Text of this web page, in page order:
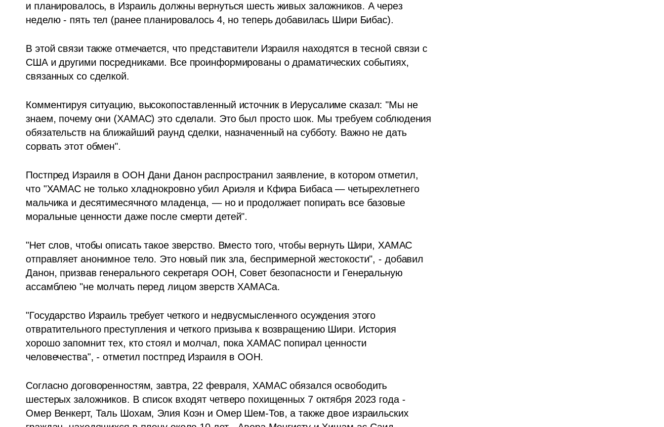
и планировалось, в Израиль должны вернуться шесть живых заложников. А через
неделю - пять тел (ранее планировалось 4, но теперь добавилась Шири Бибас).
В этой связи также отмечается, что представители Израиля находятся в тесной связи с
США и другими посредниками. Все проинформированы о драматических событиях,
связанных со сделкой.
Комментируя ситуацию, высокопоставленный источник в Иерусалиме сказал: "Мы не
знаем, почему они (ХАМАС) это сделали. Это был просто шок. Мы требуем соблюдения
обязательств на ближайший раунд сделки, назначенный на субботу. Важно не дать
сорвать этот обмен".
Постпред Израиля в ООН Дани Данон распространил заявление, в котором отметил,
что "ХАМАС не только хладнокровно убил Ариэля и Кфира Бибаса — четырехлетнего
мальчика и десятимесячного младенца, — но и продолжает попирать все базовые
моральные ценности даже после смерти детей".
"Нет слов, чтобы описать такое зверство. Вместо того, чтобы вернуть Шири, ХАМАС
отправляет анонимное тело. Это новый пик зла, беспримерной жестокости", - добавил
Данон, призвав генерального секретаря ООН, Совет безопасности и Генеральную
ассамблею "не молчать перед лицом зверств ХАМАСа.
"Государство Израиль требует четкого и недвусмысленного осуждения этого
отвратительного преступления и четкого призыва к возвращению Шири. История
хорошо запомнит тех, кто стоял и молчал, пока ХАМАС попирал ценности
человечества", - отметил постпред Израиля в ООН.
Согласно договоренностям, завтра, 22 февраля, ХАМАС обязался освободить
шестерых заложников. В список входят четверо похищенных 7 октября 2023 года -
Омер Венкерт, Таль Шохам, Элия Коэн и Омер Шем-Тов, а также двое израильских